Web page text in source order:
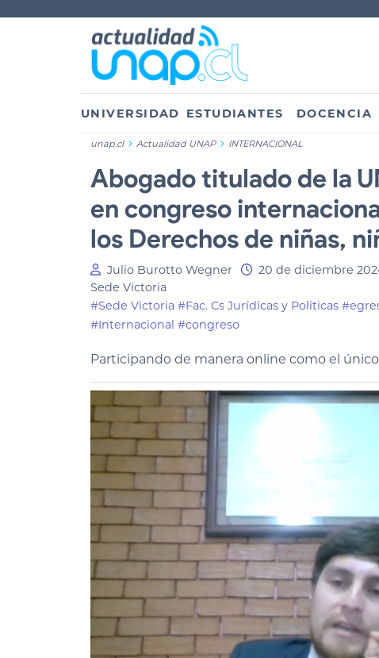
UNIVERSIDAD ESTUDIANTES DOCENCIA
unap.cl Actualidad UNAP INTERNACIONAL
Abogado titulado de la
en congreso
los Derechos de niñas,
Julio Burotto Wegner
20 de diciembre
Sede Victoria
#Sede Victoria #Fac. Cs Jurídicas y Políticas
#Internacional #congreso
Participando de manera online como el